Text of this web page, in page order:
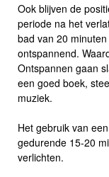
Ook blijven de
periode na het
bad van 20
ontspannend.
Ontspannen gaan
een goed boek,
muziek.
Het gebruik van
gedurende 15-20
verlichten.